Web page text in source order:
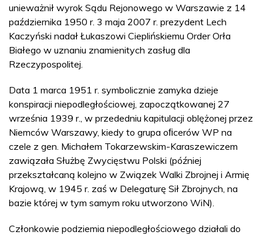
unieważnił wyrok Sądu Rejonowego w Warszawie z 14
października 1950 r. 3 maja 2007 r. prezydent Lech
Kaczyński nadał Łukaszowi Cieplińskiemu Order Orła
Białego w uznaniu znamienitych zasług dla
Rzeczypospolitej.
Data 1 marca 1951 r. symbolicznie zamyka dzieje
konspiracji niepodległościowej, zapoczątkowanej 27
września 1939 r., w przededniu kapitulacji oblężonej przez
Niemców Warszawy, kiedy to grupa oﬁcerów WP na
czele z gen. Michałem Tokarzewskim-Karaszewiczem
zawiązała Służbę Zwycięstwu Polski (później
przekształcaną kolejno w Związek Walki Zbrojnej i Armię
Krajową, w 1945 r. zaś w Delegaturę Sił Zbrojnych, na
bazie której w tym samym roku utworzono WiN).
Członkowie podziemia niepodległościowego działali do